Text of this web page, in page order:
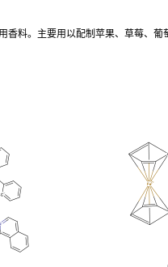
香料。主要用以配制苹果、草莓、